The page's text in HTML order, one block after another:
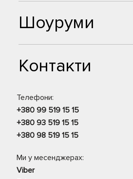
Шоуруми
Контакти
Телефони:
+380 99 519 15 15
+380 93 519 15 15
+380 98 519 15 15
Ми у месенджерах:
Viber